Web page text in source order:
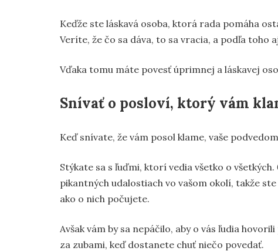
Keďže ste láskavá osoba, ktorá rada pomáha
Veríte, že čo sa dáva, to sa vracia, a podľa toho
Vďaka tomu máte povesť úprimnej a láskavej
Snívať o posloví, ktorý vám
Keď snívate, že vám posol klame, vaše
Stýkate sa s ľuďmi, ktorí vedia všetko o
pikantných udalostiach vo vašom okolí, takže
ako o nich počujete.
Avšak vám by sa nepáčilo, aby o vás ľudia
za zubami, keď dostanete chuť niečo povedať.